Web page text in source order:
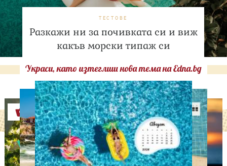
ТЕСТОВЕ
Разкажи ни за почивката си и виж
какъв морски типаж си
Украси, като изтеглиш нова тема на Edna.bg
Оферти
СВОБОДНО ВРЕМЕ
Ново бебе в кралското